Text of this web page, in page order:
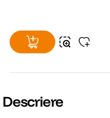
Descriere